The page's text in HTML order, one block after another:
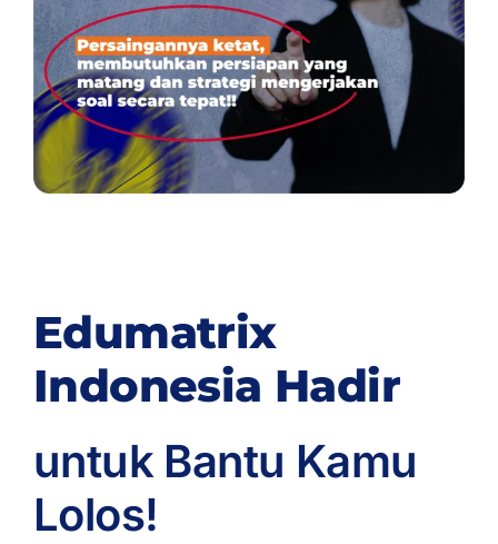
Edumatrix
Indonesia Hadir
untuk Bantu Kamu
Lolos!